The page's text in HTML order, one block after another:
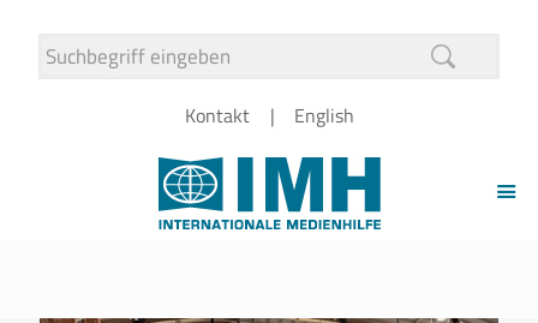
Kontakt English